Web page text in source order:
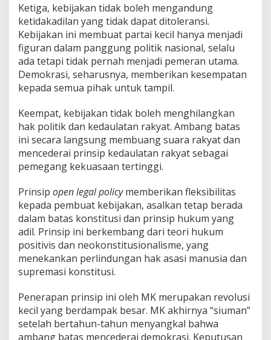
Ketiga, kebijakan tidak boleh mengandung
ketidakadilan yang tidak dapat ditoleransi.
Kebijakan ini membuat partai kecil hanya menjadi
figuran dalam panggung politik nasional, selalu
ada tetapi tidak pernah menjadi pemeran utama.
Demokrasi, seharusnya, memberikan kesempatan
kepada semua pihak untuk tampil.
Keempat, kebijakan tidak boleh menghilangkan
hak politik dan kedaulatan rakyat. Ambang batas
ini secara langsung membuang suara rakyat dan
mencederai prinsip kedaulatan rakyat sebagai
pemegang kekuasaan tertinggi.
Prinsip open legal policymemberikan fleksibilitas
kepada pembuat kebijakan, asalkan tetap berada
dalam batas konstitusi dan prinsip hukum yang
adil. Prinsip ini berkembang dari teori hukum
positivis dan neokonstitusionalisme, yang
menekankan perlindungan hak asasi manusia dan
supremasi konstitusi.
Penerapan prinsip ini oleh MK merupakan revolusi
kecil yang berdampak besar. MK akhirnya “siuman”
setelah bertahun-tahun menyangkal bahwa
ambang batas mencederai demokrasi. Keputusan